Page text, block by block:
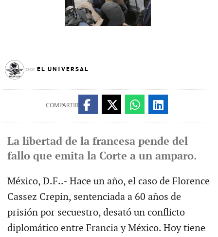
por EL UNIVERSAL
COMPARTIR
La libertad de la francesa pende del
fallo que emita la Corte a un amparo.
México, D.F..- Hace un año, el caso de Florence
Cassez Crepin, sentenciada a 60 años de
prisión por secuestro, desató un conflicto
diplomático entre Francia y México. Hoy tiene